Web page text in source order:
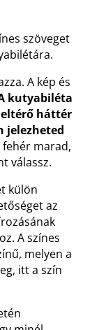
szöveget
A kép és
kutyabiléta
háttér
jelezheted
marad,
válassz.
külön
az
A színes
melyen a
itt a szín